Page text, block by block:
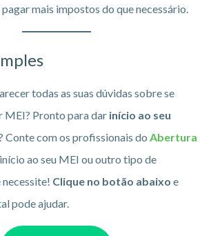
mais impostos do que necessário.
todas as suas dúvidas sobre se
MEI? Pronto para dar início ao seu
Conte com os profissionais do Abertura
ao seu MEI ou outro tipo de
necessite! Clique no botão abaixo e
pode ajudar.